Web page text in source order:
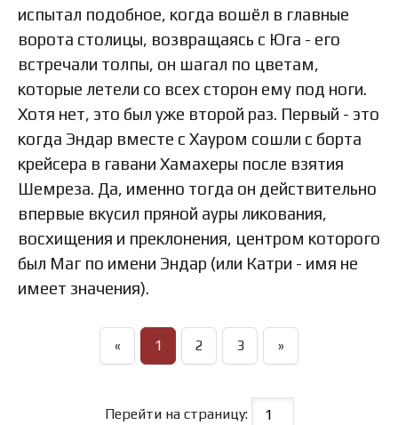
испытал подобное, когда вошёл в главные
ворота столицы, возвращаясь с Юга - его
встречали толпы, он шагал по цветам,
которые летели со всех сторон ему под ноги.
Хотя нет, это был уже второй раз. Первый - это
когда Эндар вместе с Хауром сошли с борта
крейсера в гавани Хамахеры после взятия
Шемреза. Да, именно тогда он действительно
впервые вкусил пряной ауры ликования,
восхищения и преклонения, центром которого
был Маг по имени Эндар (или Катри - имя не
имеет значения).
« 1 2 3 »
Перейти на страницу: